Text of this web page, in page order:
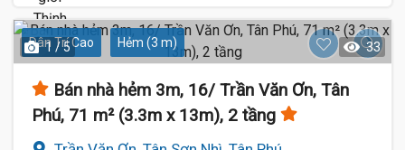
Dân Trí Cao Hẻm (3 m)
1 / 5 33
Bán nhà hẻm 3m, 16/ Trần Văn Ơn, Tân
Phú, 71 m² (3.3m x 13m), 2 tầng